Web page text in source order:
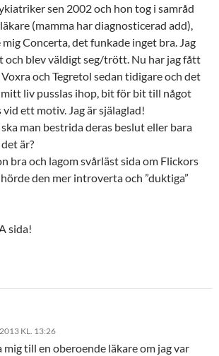
sen 2002 och hon tog i samråd
(mamma har diagnosticerad add),
Concerta, det funkade inget bra. Jag
och blev väldigt seg/trött. Nu har jag fått
och Tegretol sedan tidigare och det
liv pusslas ihop, bit för bit till något
vid ett motiv. Jag är själaglad!
man bestrida deras beslut eller bara
är?
bra och lagom svårläst sida om Flickors
den mer introverta och ”duktiga”
sida!
KL. 13:26
mig till en oberoende läkare om jag var